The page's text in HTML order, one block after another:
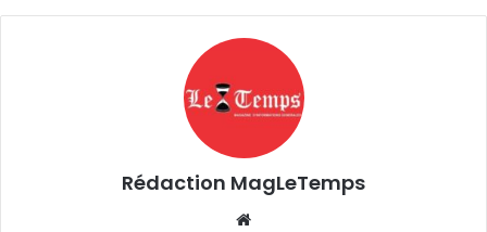
Rédaction MagLeTemps